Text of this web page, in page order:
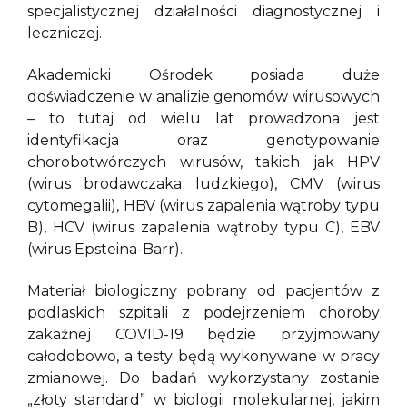
specjalistycznej działalności diagnostycznej i
leczniczej.
Akademicki Ośrodek posiada duże
doświadczenie w analizie genomów wirusowych
– to tutaj od wielu lat prowadzona jest
identyfikacja oraz genotypowanie
chorobotwórczych wirusów, takich jak HPV
(wirus brodawczaka ludzkiego), CMV (wirus
cytomegalii), HBV (wirus zapalenia wątroby typu
B), HCV (wirus zapalenia wątroby typu C), EBV
(wirus Epsteina-Barr).
Materiał biologiczny pobrany od pacjentów z
podlaskich szpitali z podejrzeniem choroby
zakaźnej COVID-19 będzie przyjmowany
całodobowo, a testy będą wykonywane w pracy
zmianowej. Do badań wykorzystany zostanie
„złoty standard” w biologii molekularnej, jakim